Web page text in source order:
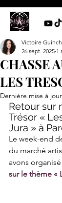
CHASSE
LES
Victoire
26 sept. 2025 1
Dernière mise à
Retour sur
Trésor «
Jura » à
Le week-end
du marché
avons
sur le thème «